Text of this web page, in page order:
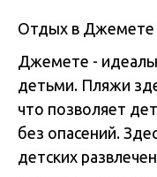
Отдых в Джемете
Джемете -
детьми. Пляжи
что позволяет
без опасений.
детских